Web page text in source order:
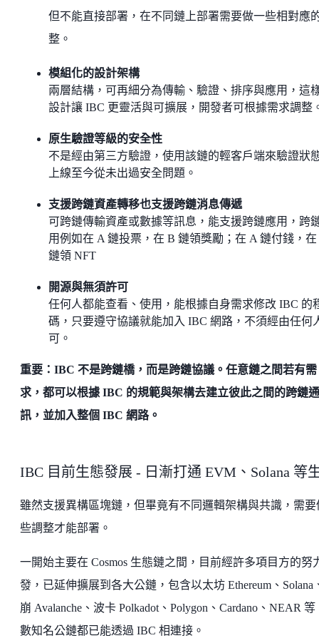
但不能直接部署，在不同鏈上部署需要做一些相對應
整。
模組化的設計架構
兩層結構，可再細分為傳輸、驗證、排序與應用，這
設計讓 IBC 更靈活與可擴展，開發者可根據需求調整
原生驗證等級的安全性
不是經由第三方驗證，使用該鏈的輕客戶端來驗證狀
上線至今從未出過安全問題。
支援跨鏈資產轉移也支援跨鏈消息傳遞
可跨鏈傳輸資產或數據等訊息，能支援跨鏈應用，跨
用例如在 A 鏈投票，在 B 鏈領獎勵；在 A 鏈付錢，在
鏈領 NFT
開源與無須許可
任何人都能查看、使用，能根據自身需求修改 IBC 的
碼，只要遵守協議就能加入 IBC 網路，不須經由任何
可。
重要：IBC 不是跨鏈橋，而是跨鏈協議。任意鏈之間若有需
求，都可以根據 IBC 的規範與架構去建立彼此之間的跨鏈通
訊，並加入整個 IBC 網路。
IBC 目前生態發展 - 日漸打通 EVM、Solana 等
雖然支援異構區塊鏈，但畢竟有不同邏輯架構與共識，需要
些調整才能部署。
一開始主要在 Cosmos 生態鏈之間，目前經許多項目方的努
發，已延伸擴展到各大公鏈，包含以太坊 Ethereum、Solana
崩 Avalanche、波卡 Polkadot、Polygon、Cardano、NEAR
數知名公鏈都已能透過 IBC 相連接。